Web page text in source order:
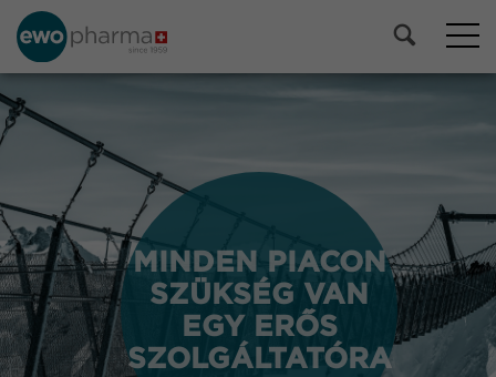
MINDEN PIACON
SZÜKSÉG VAN
EGY ERŐS
SZOLGÁLTATÓRA
MINDEN PIACON
SZÜKSÉG VAN
EGY ERŐS
SZOLGÁLTATÓRA